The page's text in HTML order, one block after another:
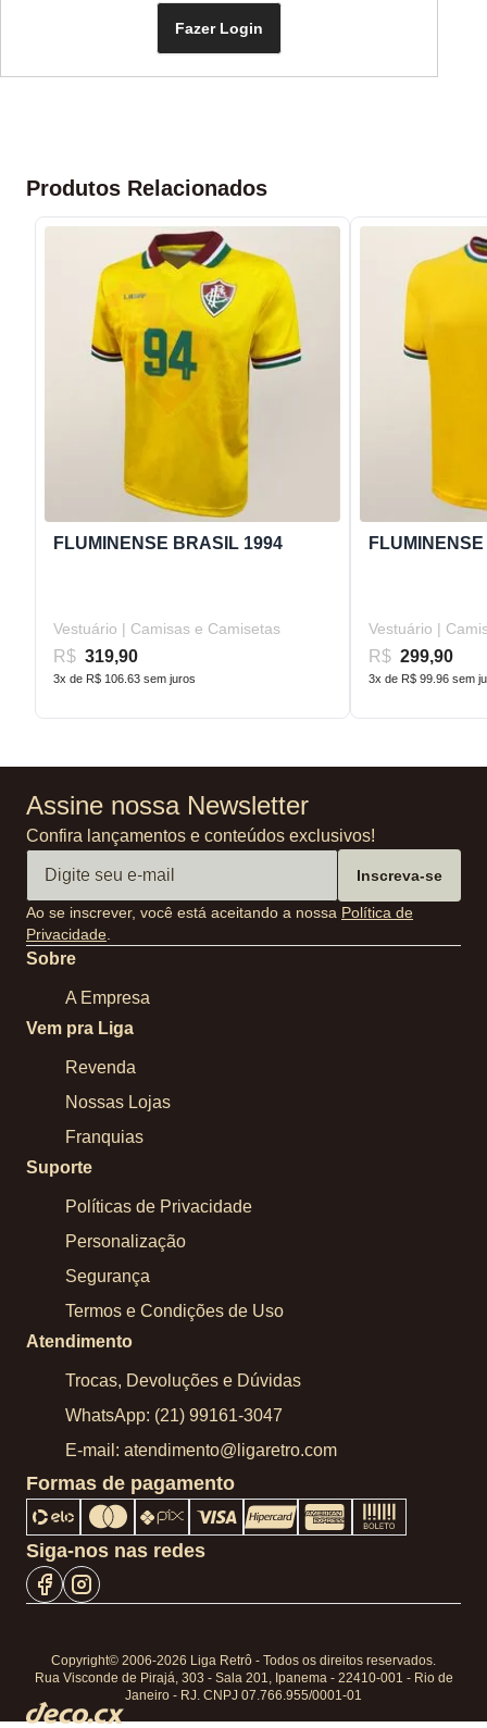
Fazer Login
Produtos Relacionados
FLUMINENSE BRASIL 1994
Vestuário | Camisas e Camisetas
R$ 319,90
3x de R$ 106.63 sem juros
Vestuário |
R$ 299,90
3x de R$ 99.96 sem
Assine nossa Newsletter
Confira lançamentos e conteúdos exclusivos!
Inscreva-se
Ao se inscrever, você está aceitando a nossa Política de
Privacidade
Sobre
A Empresa
Vem pra Liga
Revenda
Nossas Lojas
Franquias
Suporte
Políticas de Privacidade
Personalização
Segurança
Termos e Condições de Uso
Atendimento
Trocas, Devoluções e Dúvidas
WhatsApp: (21) 99161-3047
E-mail: atendimento@ligaretro.com
Formas de pagamento
Siga-nos nas redes
Copyright© 2006-2026 Liga Retrô - Todos os direitos reservados.
Rua Visconde de Pirajá, 303 - Sala 201, Ipanema - 22410-001 - Rio de
Janeiro - RJ. CNPJ 07.766.955/0001-01